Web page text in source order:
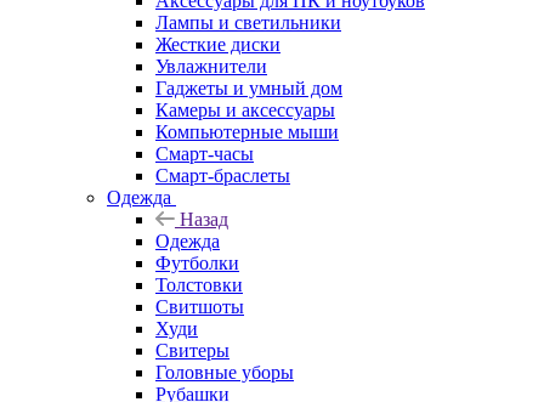
Лампы и светильники
Жесткие диски
Увлажнители
Гаджеты и умный дом
Камеры и аксессуары
Компьютерные мыши
Смарт-часы
Смарт-браслеты
Одежда
Назад
Одежда
Футболки
Толстовки
Свитшоты
Худи
Свитеры
Головные уборы
Рубашки